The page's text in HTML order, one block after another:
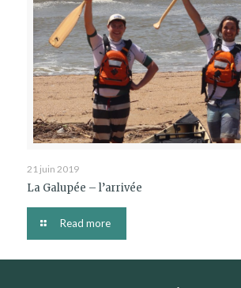
21 juin 2019
La Galupée – l’arrivée
Read more